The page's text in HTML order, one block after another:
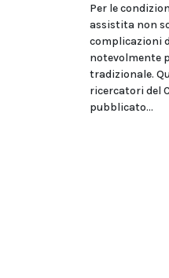
Per le
assistita non
complicazioni
notevolmente
tradizionale.
ricercatori del
pubblicato...